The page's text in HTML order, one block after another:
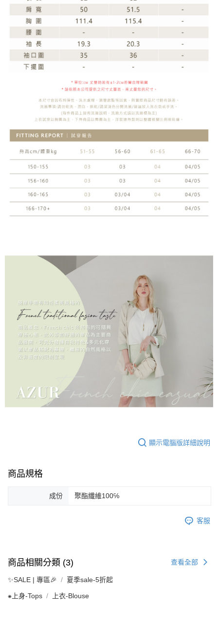
顯示電腦版詳細說明
商品規格
成份 聚酯纖維100℅
客服
商品相關分類 (3) 查看全部
✨SALE | 專區🎉 夏季sale-5折起
⁕上身-Tops 上衣-Blouse